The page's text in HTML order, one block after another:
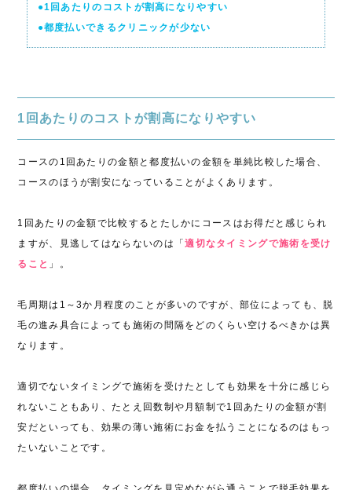
●1回あたりのコストが割高になりやすい
●都度払いできるクリニックが少ない
1回あたりのコストが割高になりやすい
コースの1回あたりの金額と都度払いの金額を単純比較した場合、
コースのほうが割安になっていることがよくあります。
1回あたりの金額で比較するとたしかにコースはお得だと感じられ
ますが、見逃してはならないのは「適切なタイミングで施術を受け
ること 」。
毛周期は1～3か月程度のことが多いのですが、部位によっても、脱
毛の進み具合によっても施術の間隔をどのくらい空けるべきかは異
なります。
適切でないタイミングで施術を受けたとしても効果を十分に感じら
れないこともあり、たとえ回数制や月額制で1回あたりの金額が割
安だといっても、効果の薄い施術にお金を払うことになるのはもっ
たいないことです。